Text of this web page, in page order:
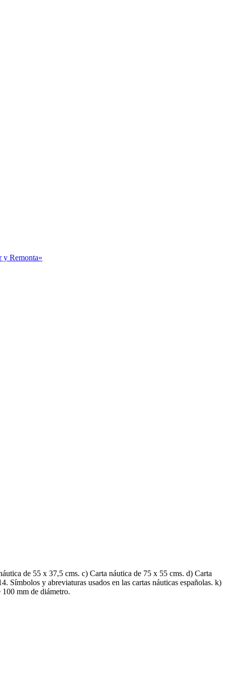
y Remonta»
de 55 x 37,5 cms. c) Carta náutica de 75 x 55 cms. d) Carta
y abreviaturas usados en las cartas náuticas españolas. k)
mm de diámetro.